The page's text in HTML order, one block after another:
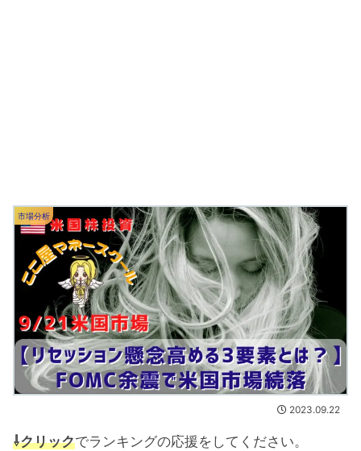
市場分析
2023.09.22
⇩クリックでランキングの応援をしてください。